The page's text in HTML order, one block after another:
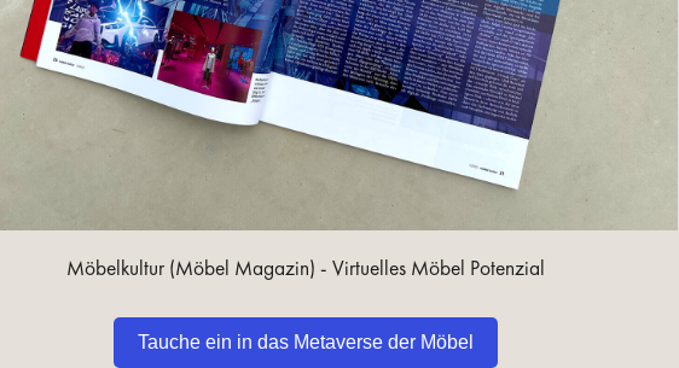
Möbelkultur (Möbel Magazin) - Virtuelles Möbel Potenzial
Tauche ein in das Metaverse der Möbel